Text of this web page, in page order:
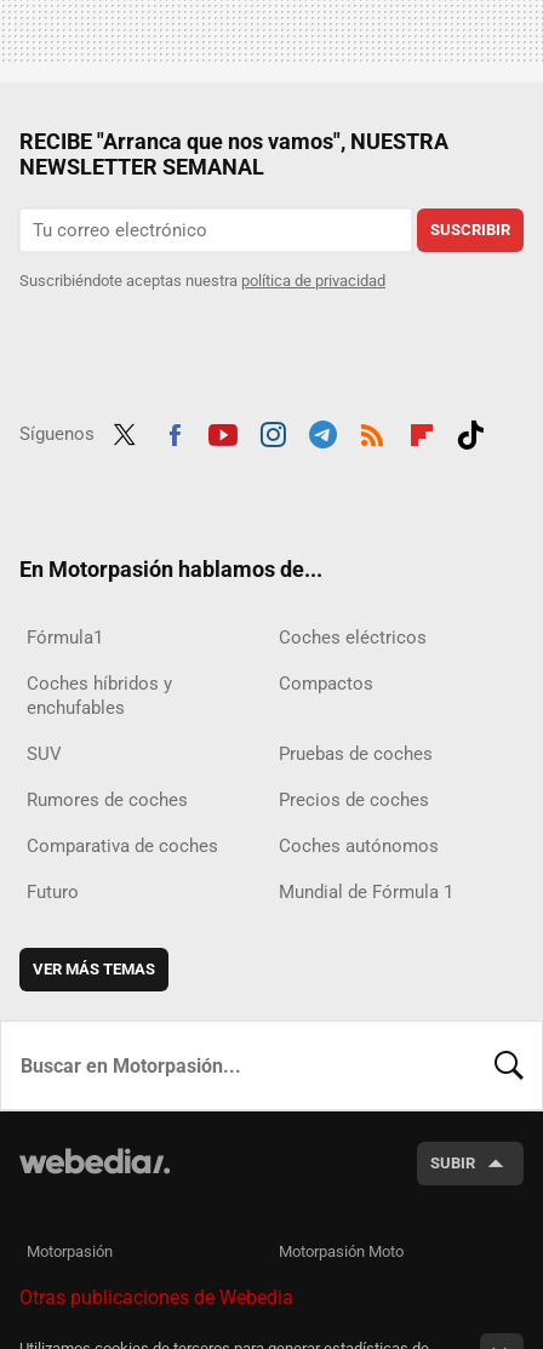
RECIBE "Arranca que nos vamos", NUESTRA
NEWSLETTER SEMANAL
SUSCRIBIR
Suscribiéndote aceptas nuestra política de privacidad
Síguenos
En Motorpasión hablamos de...
Fórmula1 Coches eléctricos
Coches híbridos y
enchufables
Compactos
SUV Pruebas de coches
Rumores de coches Precios de coches
Comparativa de coches Coches autónomos
Futuro Mundial de Fórmula 1
VER MÁS TEMAS
SUBIR
Motorpasión Motorpasión Moto
Otras publicaciones de Webedia